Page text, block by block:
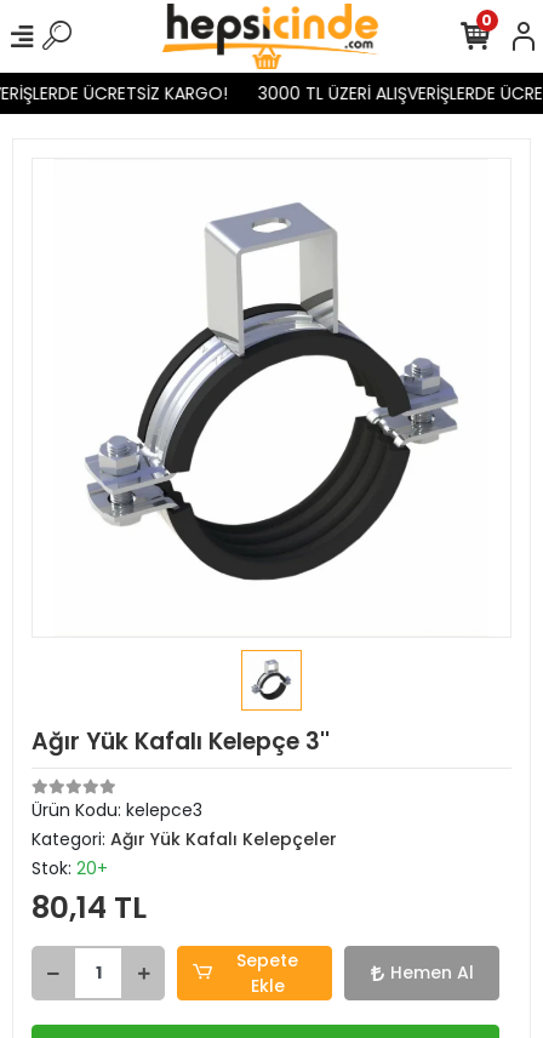
ÜCRETSİZ KARGO! 3000 TL ÜZERİ ALIŞVERİŞLERDE
0
Ağır Yük Kafalı Kelepçe 3''
Ürün Kodu: kelepce3
Kategori: Ağır Yük Kafalı Kelepçeler
Stok: 20+
80,14 TL
Sepete
Ekle
Hemen Al